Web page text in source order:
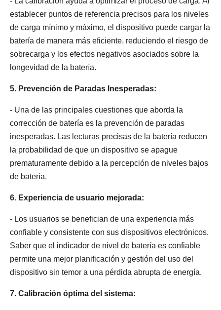
establecer puntos de referencia precisos para los niveles
de carga mínimo y máximo, el dispositivo puede cargar la
batería de manera más eficiente, reduciendo el riesgo de
sobrecarga y los efectos negativos asociados sobre la
longevidad de la batería.
5. Prevención de Paradas Inesperadas:
- Una de las principales cuestiones que aborda la
corrección de batería es la prevención de paradas
inesperadas. Las lecturas precisas de la batería reducen
la probabilidad de que un dispositivo se apague
prematuramente debido a la percepción de niveles bajos
de batería.
6. Experiencia de usuario mejorada:
- Los usuarios se benefician de una experiencia más
confiable y consistente con sus dispositivos electrónicos.
Saber que el indicador de nivel de batería es confiable
permite una mejor planificación y gestión del uso del
dispositivo sin temor a una pérdida abrupta de energía.
7. Calibración óptima del sistema: